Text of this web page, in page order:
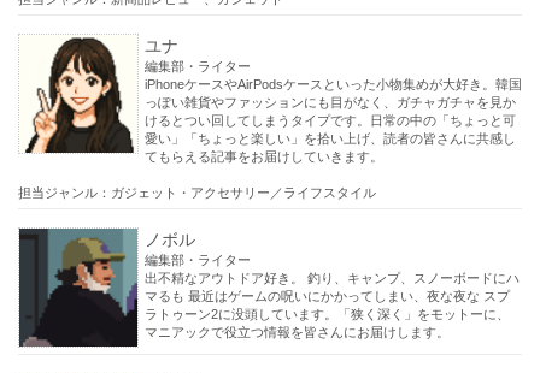
ユナ
編集部・ライター
iPhoneケースやAirPodsケースといった小物集めが大好き。韓国
っぽい雑貨やファッションにも目がなく、ガチャガチャを見か
けるとつい回してしまうタイプです。日常の中の「ちょっと可
愛い」「ちょっと楽しい」を拾い上げ、読者の皆さんに共感し
てもらえる記事をお届けしていきます。
担当ジャンル：ガジェット・アクセサリー／ライフスタイル
ノボル
編集部・ライター
出不精なアウトドア好き。 釣り、キャンプ、スノーボードにハ
マるも 最近はゲームの呪いにかかってしまい、夜な夜な スプ
ラトゥーン2に没頭しています。「狭く深く」をモットーに、
マニアックで役立つ情報を皆さんにお届けします。